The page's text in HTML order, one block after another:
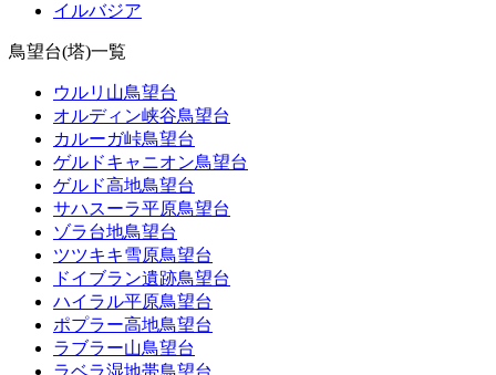
イルバジア
鳥望台(塔)一覧
ウルリ山鳥望台
オルディン峡谷鳥望台
カルーガ峠鳥望台
ゲルドキャニオン鳥望台
ゲルド高地鳥望台
サハスーラ平原鳥望台
ゾラ台地鳥望台
ツツキキ雪原鳥望台
ドイブラン遺跡鳥望台
ハイラル平原鳥望台
ポプラー高地鳥望台
ラブラー山鳥望台
ラベラ湿地帯鳥望台